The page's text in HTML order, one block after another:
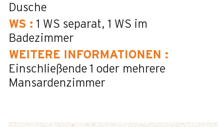
Dusche
WS : 1 WS separat 1 WS im
Badezimmer
WEITERE INFORMATIONEN :
Einschließende 1 oder mehrere
Mansardenzimmer